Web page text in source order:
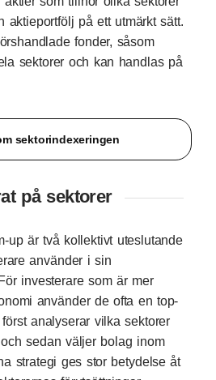
aktieportfölj på ett utmärkt sätt.
fonder, såsom
sektorer och kan handlas på
sektorindexeringen
på sektorer
up är två kollektivt uteslutande
använder i sin
investerare som är mer
använder de ofta en top-
analyserar vilka sektorer
sedan väljer bolag inom
strategi ges stor betydelse åt